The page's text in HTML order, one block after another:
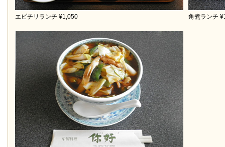
エビチリランチ ¥1,050 角煮ランチ